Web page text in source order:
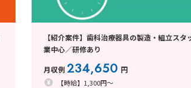
【紹介案件】歯科治療器具の製造・組立スタ
業中心／研修あり
月収例234,650 円
【時給】1,300円～